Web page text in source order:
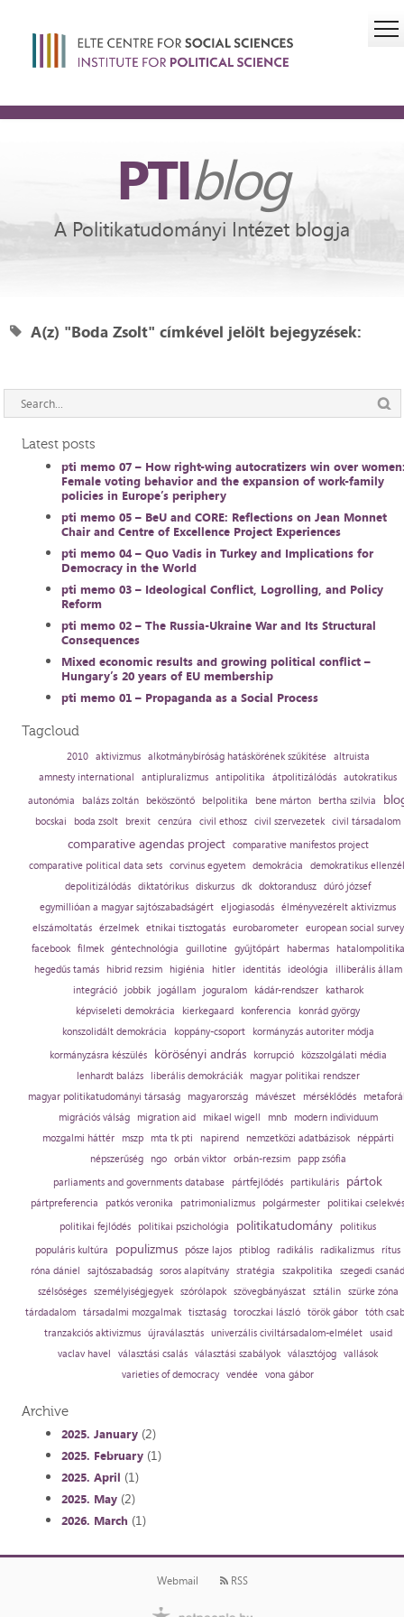
PTIblog
A Politikatudományi Intézet blogja
A(z) "Boda Zsolt" címkével jelölt bejegyzések:
Latest posts
pti memo 07 – How right-wing autocratizers win over
Female voting behavior and the expansion of work-family
policies in Europe’s periphery
pti memo 05 – BeU and CORE: Reflections on Jean Monnet
Chair and Centre of Excellence Project Experiences
pti memo 04 – Quo Vadis in Turkey and Implications for
Democracy in the World
pti memo 03 – Ideological Conflict, Logrolling, and Policy
Reform
pti memo 02 – The Russia-Ukraine War and Its Structural
Consequences
Mixed economic results and growing political conflict –
Hungary’s 20 years of EU membership
pti memo 01 – Propaganda as a Social Process
Tagcloud
2010 aktivizmus alkotmánybíróság hatáskörének szűkítése
altruista
amnesty international
antipluralizmus antipolitika átpolitizálódás autokratikus
autonómia
balázs zoltán beköszöntő belpolitika bene márton bertha szilvia
bocskai boda zsolt brexit cenzúra civil ethosz civil szervezetek civil társadalom
comparative agendas project
comparative manifestos project
comparative political data sets corvinus egyetem demokrácia
demokratikus
depolitizálódás diktatórikus diskurzus dk doktorandusz dúró józsef
egymillióan a magyar sajtószabadságért eljogiasodás élményvezérelt aktivizmus
elszámoltatás
érzelmek etnikai tisztogatás eurobarometer
european social survey
facebook
filmek géntechnológia guillotine gyűjtőpárt habermas
hatalompolitika
hegedűs tamás
hibrid rezsim higiénia hitler identitás ideológia
illiberális állam
integráció
jobbik jogállam joguralom kádár-rendszer
katharok
képviseleti demokrácia
kierkegaard konferencia
konrád györgy
konszolidált demokrácia
koppány-csoport
kormányzás autoriter módja
kormányzásra készülés
körösényi andrás korrupció
közszolgálati média
lenhardt balázs
liberális demokráciák
magyar politikai rendszer
magyar politikatudományi társaság
magyarország mávészet mérséklődés
migrációs válság
migration aid mikael wigell mnb
modern individuum
mozgalmi háttér
mszp mta tk pti napirend nemzetközi adatbázisok
néppárti
népszerűség
ngo orbán viktor orbán-rezsim
papp zsófia
parliaments and governments database
pártfejlődés partikuláris pártok
pártpreferencia patkós veronika patrimonializmus polgármester
politikai
politikai fejlődés
politikai pszichológia politikatudomány
politikus
populáris kultúra
populizmus pősze lajos ptiblog radikális radikalizmus
rítus
róna dániel
sajtószabadság soros alapítvány stratégia szakpolitika
szegedi
szélsőséges
személyiségjegyek szórólapok szövegbányászat sztálin
szürke zóna
tárdadalom társadalmi mozgalmak tisztaság toroczkai lászló török gábor tóth
tranzakciós aktivizmus
újraválasztás univerzális civiltársadalom-elmélet
usaid
vaclav havel
választási csalás választási szabályok választójog vallások
varieties of democracy vendée vona gábor
Archive
2025. January(2)
2025. February(1)
2025. April (1)
2025. May(2)
2026. March (1)
Webmail RSS